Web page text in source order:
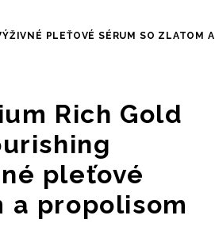
PLEŤOVÉ SÉRUM SO ZLATOM A
Rich Gold
pleťové
a propolisom